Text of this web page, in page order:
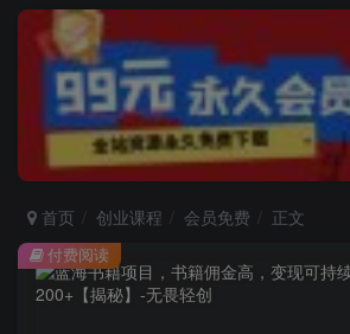
首页 创业课程 会员免费 正文
付费阅读